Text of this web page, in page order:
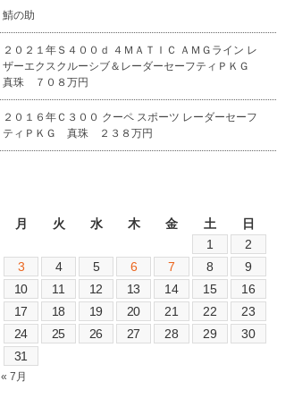
鯖の助
２０２１年Ｓ４００ｄ ４ＭＡＴＩＣ ＡＭＧライン レ
ザーエクスクルーシブ＆レーダーセーフティＰＫＧ
真珠 ７０８万円
２０１６年Ｃ３００ クーペ スポーツ レーダーセーフ
ティＰＫＧ 真珠 ２３８万円
月
火 水 木 金 土
日
1
2
3
4 5 6 7 8
9
10
11 12 13 14 15
16
17
18 19 20 21 22
23
24
25 26 27 28 29
30
31
« 7月